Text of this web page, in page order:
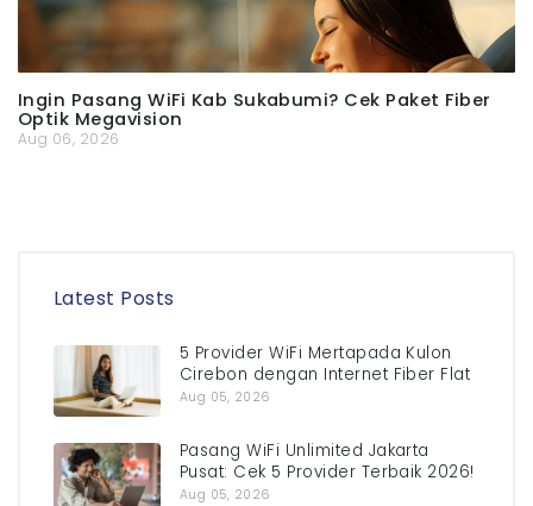
Ingin Pasang WiFi Kab Sukabumi? Cek Paket Fiber
Optik Megavision
Aug 06, 2026
Latest Posts
5 Provider WiFi Mertapada Kulon
Cirebon dengan Internet Fiber Flat
Aug 05, 2026
Pasang WiFi Unlimited Jakarta
Pusat: Cek 5 Provider Terbaik 2026!
Aug 05, 2026